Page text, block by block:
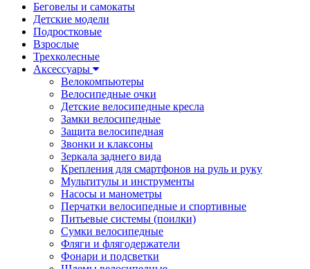
Беговелы и самокаты
Детские модели
Подростковые
Взрослые
Трехколесные
Аксессуары
Велокомпьютеры
Велосипедные очки
Детские велосипедные кресла
Замки велосипедные
Защита велосипедная
Звонки и клаксоны
Зеркала заднего вида
Крепления для смартфонов на руль и руку
Мультитулы и инструменты
Насосы и манометры
Перчатки велосипедные и спортивные
Питьевые системы (поилки)
Сумки велосипедные
Фляги и флягодержатели
Фонари и подсветки